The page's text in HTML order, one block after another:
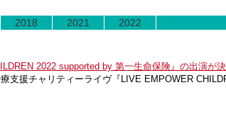
2018 2021 2022
2022 supported by 第一生命保険』の出演が決
支援チャリティーライヴ『LIVE EMPOWER